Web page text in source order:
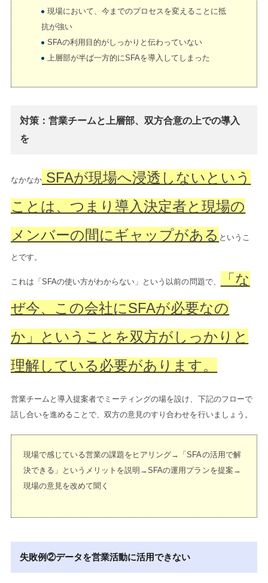
現場において、今までのプロセスを変えることに抵
抗が強い
SFAの利用目的がしっかりと伝わっていない
上層部が半ば一方的にSFAを導入してしまった
対策：営業チームと上層部、双方合意の上での導入
を
なかなか SFAが現場へ浸透しないという
ことは、つまり導入決定者と現場の
メンバーの間にギャップがある というこ
とです。
これは「SFAの使い方がわからない」という以前の問題で、
「な
ぜ今、この会社にSFAが必要なの
か」ということを双方がしっかりと
理解している必要があります。
営業チームと導入提案者でミーティングの場を設け、下記のフローで
話し合いを進めることで、双方の意見のすり合わせを行いましょう。
現場で感じている営業の課題をヒアリング→「SFAの活用で解
決できる」というメリットを説明→SFAの運用プランを提案→
現場の意見を改めて聞く
失敗例②データを営業活動に活用できない